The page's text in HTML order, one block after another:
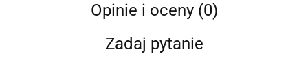
Opinie i oceny (0)
Zadaj pytanie